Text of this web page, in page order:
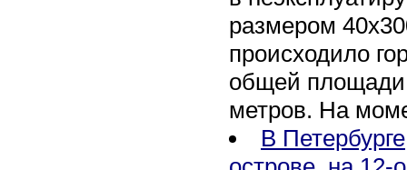
размером
происходило
общей площади
метров. На
В